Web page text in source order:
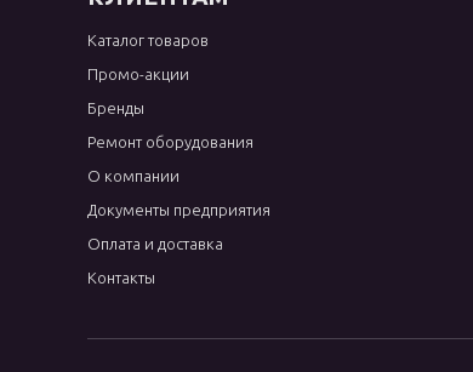
Каталог товаров
Промо-акции
Бренды
Ремонт оборудования
О компании
Документы предприятия
Оплата и доставка
Контакты